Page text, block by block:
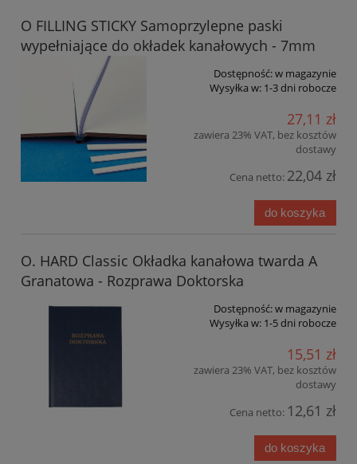
O FILLING STICKY Samoprzylepne paski
wypełniające do okładek kanałowych - 7mm
Dostępność:w magazynie
Wysyłka w: 1-3 dni robocze
27,11 zł
zawiera 23% VAT, bez kosztów
dostawy
Cena netto: 22,04 zł
do koszyka
O. HARD Classic Okładka kanałowa twarda A
Granatowa - Rozprawa Doktorska
Dostępność:w magazynie
Wysyłka w: 1-5 dni robocze
15,51 zł
zawiera 23% VAT, bez kosztów
dostawy
Cena netto: 12,61 zł
do koszyka